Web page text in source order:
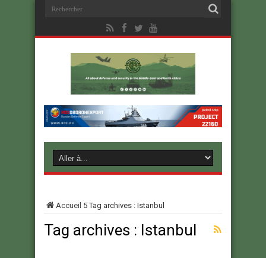
Accueil 5Tag archives : Istanbul
Tag archives : Istanbul